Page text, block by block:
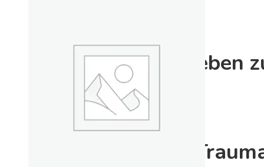
Der Weg vom Erleben
EMDR
Spezialseminare